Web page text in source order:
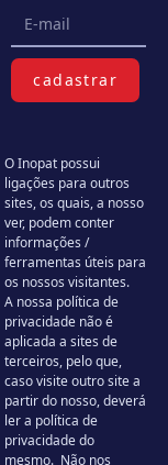
cadastrar
O Inopat possui
ligações para outros
sites, os quais, a nosso
ver, podem conter
informações /
ferramentas úteis para
os nossos visitantes.
A nossa política de
privacidade não é
aplicada a sites de
terceiros, pelo que,
caso visite outro site a
partir do nosso, deverá
ler a política de
privacidade do
mesmo. Não nos